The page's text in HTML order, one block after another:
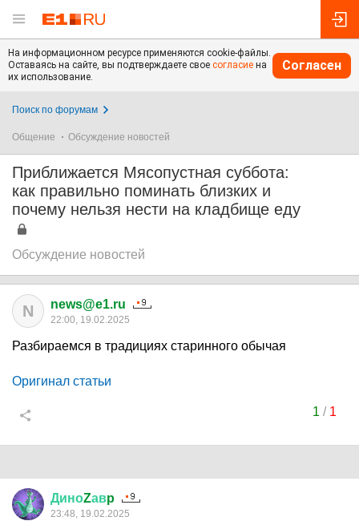
На информационном ресурсе применяются cookie-файлы.
Оставаясь на сайте, вы подтверждаете свое согласие на
их использование.
Согласен
Поиск по форумам
Общение Обсуждение новостей
Приближается Мясопустная суббота:
как правильно поминать близких и
почему нельзя нести на кладбище еду
Обсуждение новостей
N news@e1.ru
22:00, 19.02.2025
Разбираемся в традициях старинного обычая
Оригинал статьи
1 / 1
ДиноZавp
23:48, 19.02.2025